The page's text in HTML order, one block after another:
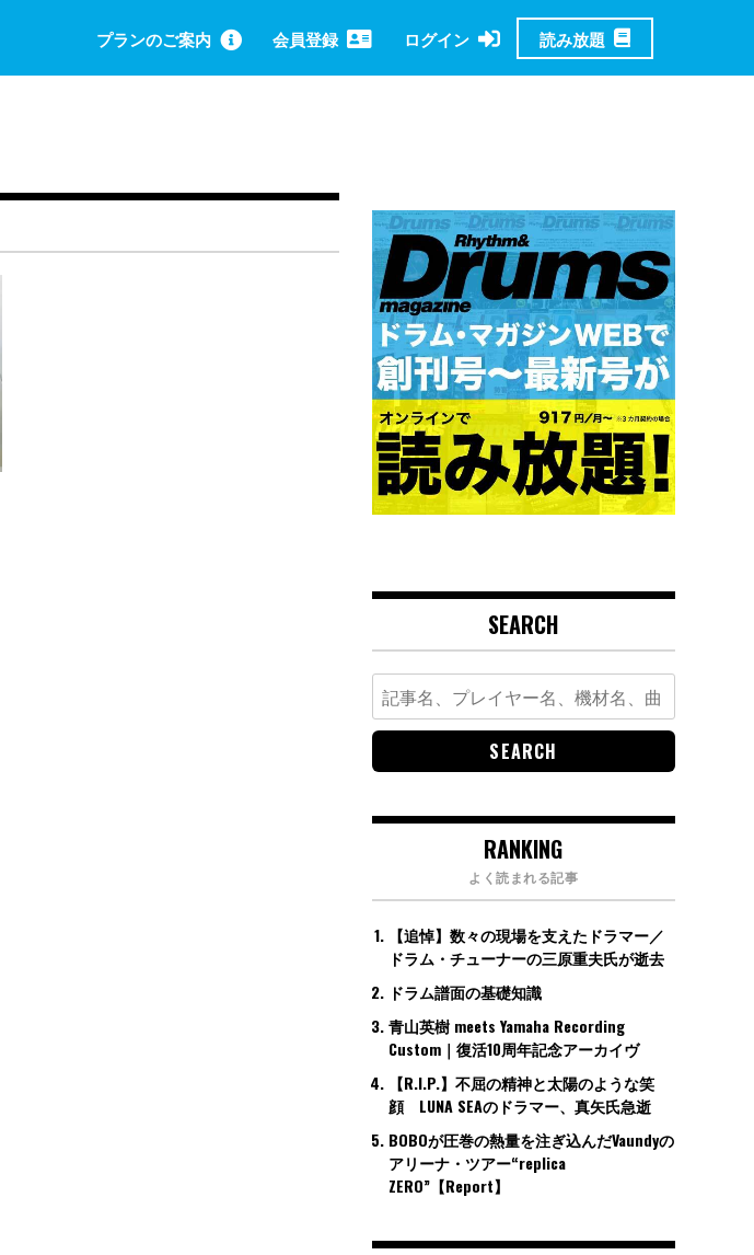
プランのご案内 会員登録 ログイン 読み放題
SEARCH
Search
for:
RANKING
よく読まれる記事
【追悼】数々の現場を支えたドラマー／
ドラム・チューナーの三原重夫氏が逝去
ドラム譜面の基礎知識
青山英樹 meets Yamaha Recording
Custom｜復活10周年記念アーカイヴ
【R.I.P.】不屈の精神と太陽のような笑
顔 LUNA SEAのドラマー、真矢氏急逝
BOBOが圧巻の熱量を注ぎ込んだVaundyの
アリーナ・ツアー“replica
ZERO”【Report】